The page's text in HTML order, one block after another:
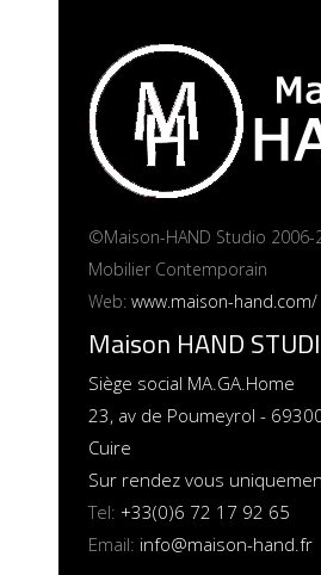
©Maison-HAND Studio 2006-
Mobilier Contemporain
Web: www.maison-hand.com/
Maison HAND
Siège social MA.GA.Home
23, av de Poumeyrol -
Cuire
Sur rendez vous
Tel: +33(0)6 72 17 92 65
Email: info@maison-hand.fr